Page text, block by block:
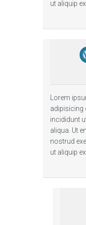
propriétaire
Créer un
Un calendrier
ut aliquip
Lorem
adipisicing
incididunt
aliqua. Ut
nostrud
ut aliquip